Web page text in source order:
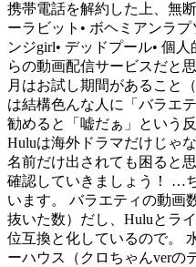
携帯電話を解約した上、無
ーラビット• ボヘミアンラ
ンジgirl• デッドプール• 個
らの動画配信サービスだと
月はお試し期間があること
は結構色んな人に「バラエ
勧めると「嘘だぁ」という
Huluは海外ドラマだけじゃ
名前だけ出されても困ると
確認していきましょう！ …
います。 バラエティの動画
抜いた数）だし、Huluとラ
位互換と化しているので。
ーハウス（クロちゃんverの